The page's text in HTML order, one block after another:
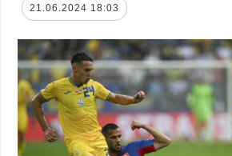
Reconstrucción
Política
Economía
Defensa
Sociedad y
Cultura
21.06.2024 18:03